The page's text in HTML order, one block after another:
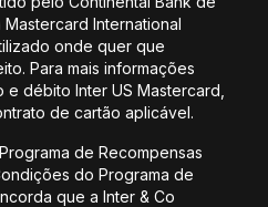
International
onde quer que
Para mais informações
débito Inter US Mastercard,
de cartão aplicável.
de Recompensas
do Programa de
que a Inter & Co